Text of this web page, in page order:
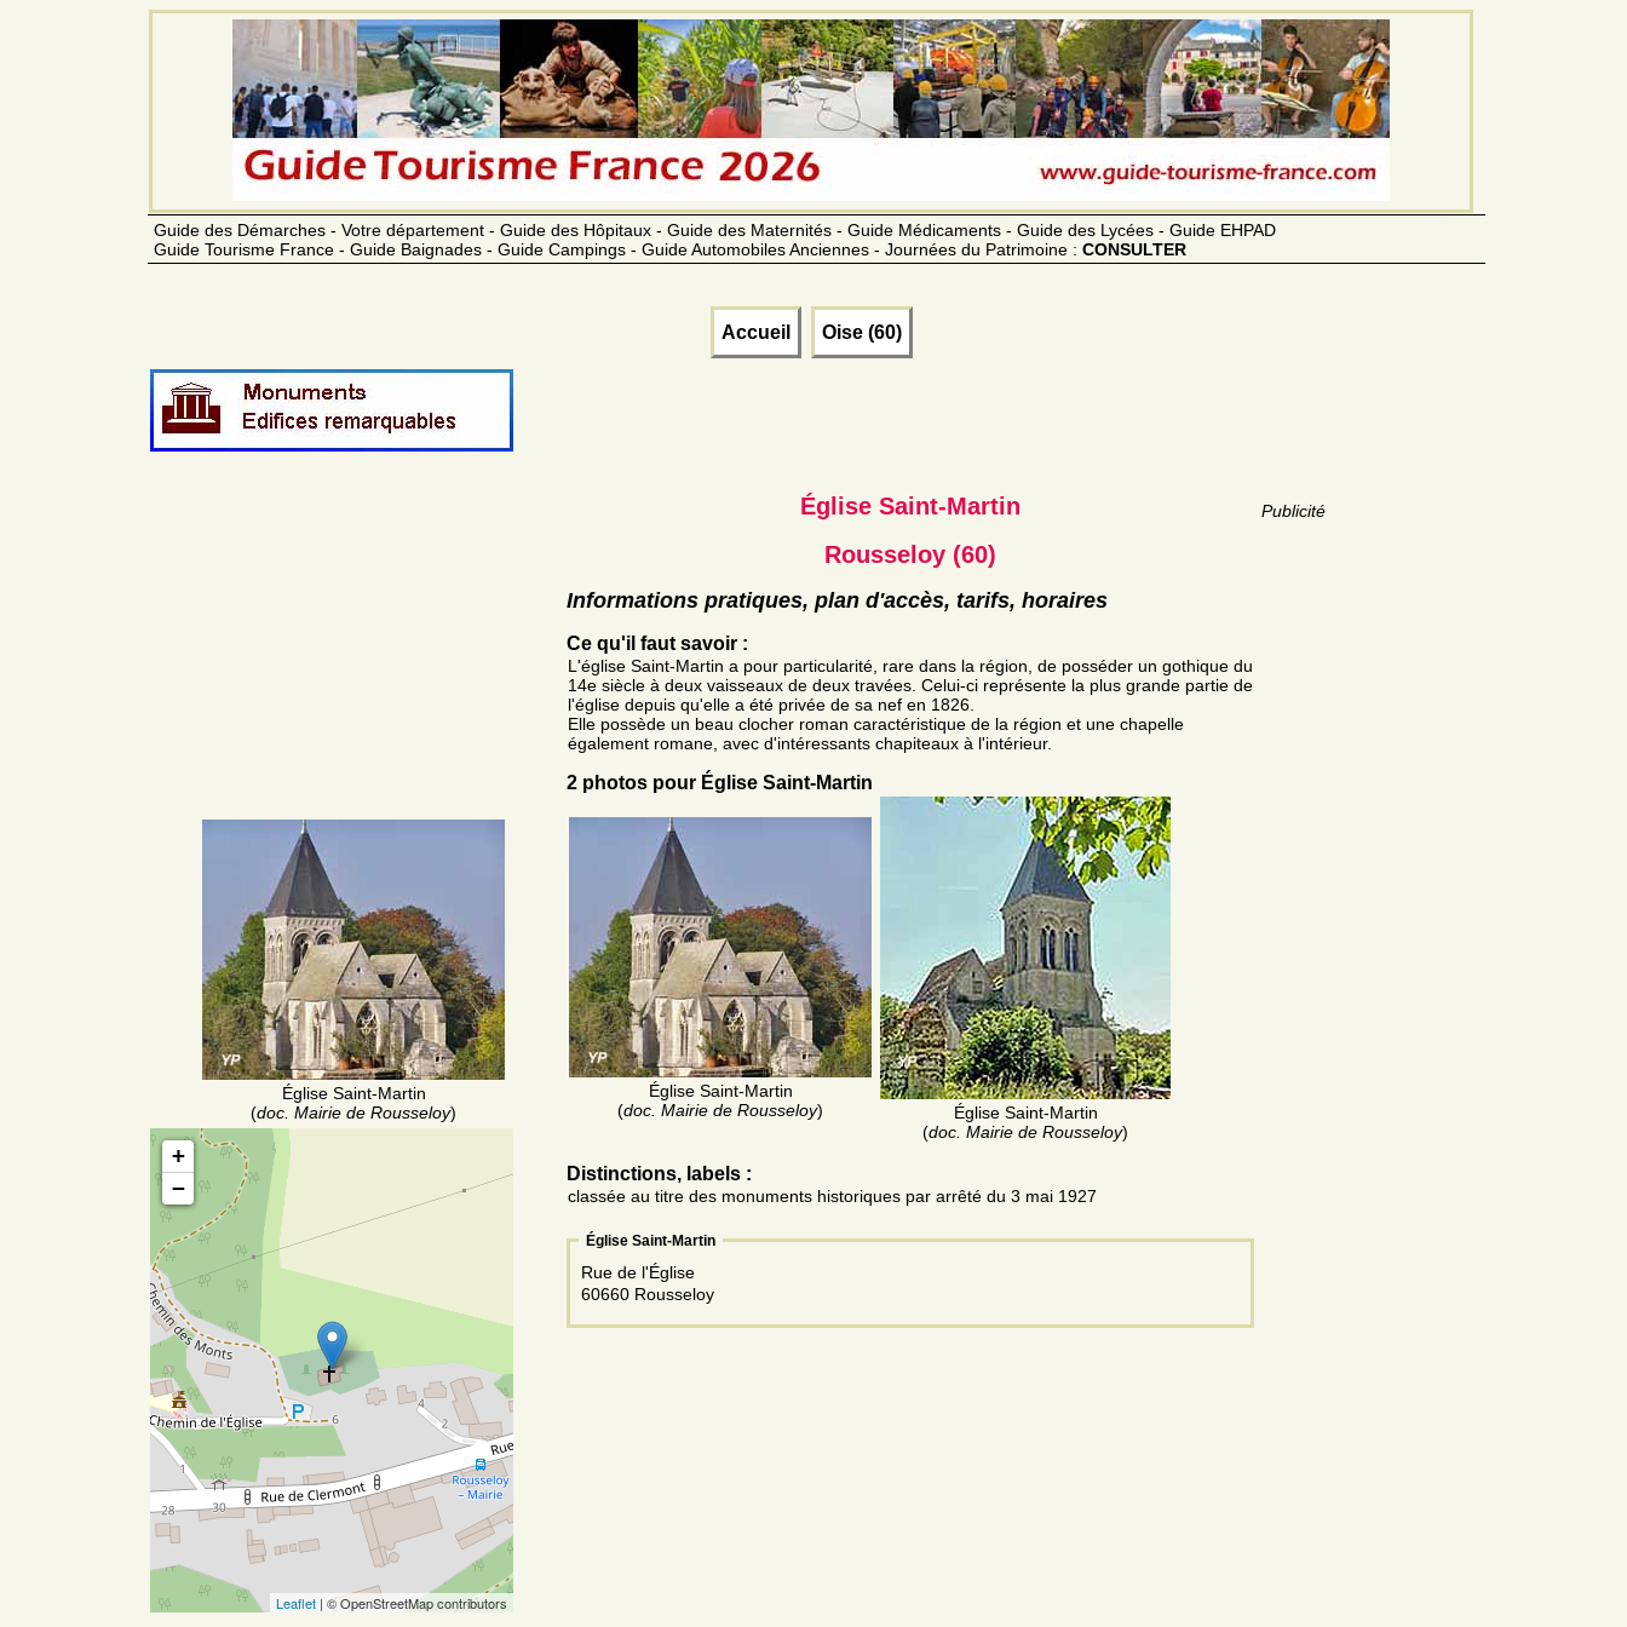
Guide des Démarches - Votre département - Guide des Hôpitaux - Guide des Maternités - Guide Médicaments - Guide des Lycées - Guide EHPAD
Guide Tourisme France - Guide Baignades - Guide Campings - Guide Automobiles Anciennes - Journées du Patrimoine : CONSULTER
Accueil Oise (60)
Église Saint-Martin
(doc. Mairie de Rousseloy)
+
−
Leaflet | © OpenStreetMap contributors
Publicité
Église Saint-Martin
Rousseloy (60)
Informations pratiques, plan d'accès, tarifs, horaires
Ce qu'il faut savoir :
L'église Saint-Martin a pour particularité, rare dans la région, de posséder un gothique du
14e siècle à deux vaisseaux de deux travées. Celui-ci représente la plus grande partie de
l'église depuis qu'elle a été privée de sa nef en 1826.
Elle possède un beau clocher roman caractéristique de la région et une chapelle
également romane, avec d'intéressants chapiteaux à l'intérieur.
2 photos pour Église Saint-Martin
Église Saint-Martin
(doc. Mairie de Rousseloy)
Église Saint-Martin
(doc. Mairie de Rousseloy)
Distinctions, labels :
classée au titre des monuments historiques par arrêté du 3 mai 1927
Église Saint-Martin
Rue de l'Église
60660 Rousseloy